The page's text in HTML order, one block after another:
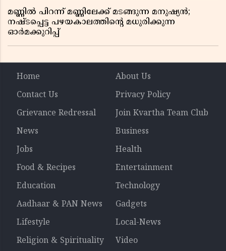
മണ്ണിൽ പിറന്ന് മണ്ണിലേക്ക് മടങ്ങുന്ന മനുഷ്യൻ;
നഷ്ടപ്പെട്ട പഴയകാലത്തിൻ്റെ മധുരിക്കുന്ന
ഓർമക്കുറിപ്പ്
Home
About Us
Contact Us
Privacy Policy
Grievance Redressal
Join Kvartha Team Club
News
Business
Jobs
Health
Food & Recipes
Entertainment
Education
Technology
Aadhaar & PAN News
Gadgets
Lifestyle
Local-News
Religion & Spirituality
Video